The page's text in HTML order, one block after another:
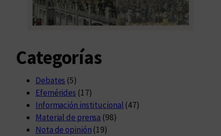
Categorías
Debates (5)
Efemérides (17)
Información institucional (47)
Material de prensa (98)
Nota de opinión (19)